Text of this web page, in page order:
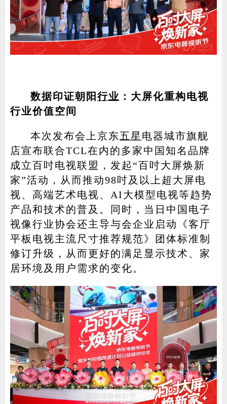
数据印证朝阳 行业 ：大屏化重构电视
行业价值空间
本次发布会上京东五星 电器城市旗舰
店宣布联合TCL在内的多家中国知名品牌
成立百吋电视联盟，发起“百吋大屏焕新
家”活动，从而推动98吋及以上超大屏电
视、高端艺术电视、AI大模型电视等趋势
产品和技术的普及。同时，当日中国电子
视像行业协会还主导与会企业启动《客厅
平板电视主流尺寸推荐规范》团体标准制
修订升级，从而更好的满足显示技术、家
居环境及用户需求的变化。